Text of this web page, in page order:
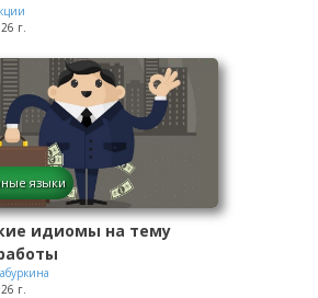
г.
языки
идиомы на тему
г.